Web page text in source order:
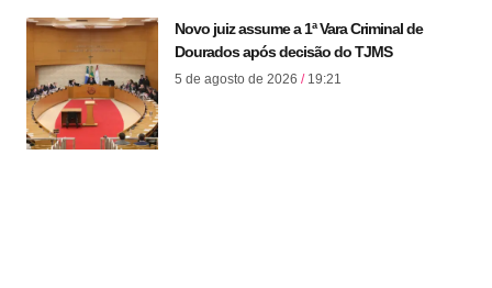
Novo juiz assume a 1ª Vara Criminal de
Dourados após decisão do TJMS
5 de agosto de 2026 19:21